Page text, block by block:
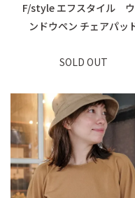
F/style エフスタイル ウ
ンドウペン チェアパッ
SOLD OUT